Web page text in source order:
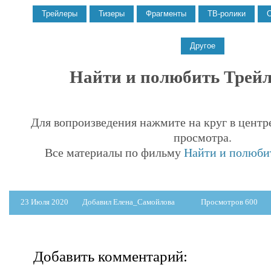
Найти и полюбить
Для вопроизведения нажмите на круг в
просмотра.
Все материалы по фильму Найти и
23 Июля 2020 Добавил Елена_Самойлова Просмотров 600
Добавить комментарий: